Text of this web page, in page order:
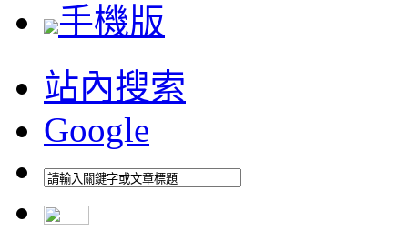
手機版
站內搜索
Google